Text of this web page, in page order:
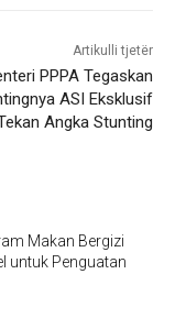
Artikulli tjetër
PPPA Tegaskan
ASI Eksklusif
Angka Stunting
Makan Bergizi
untuk Penguatan